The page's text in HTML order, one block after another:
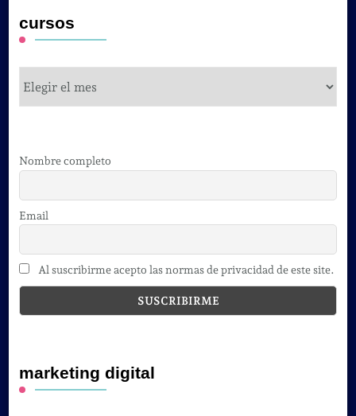
cursos
Nombre completo
Email
Al suscribirme acepto las normas de privacidad de este site.
marketing digital